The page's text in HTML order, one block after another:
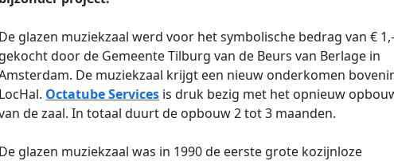
De glazen muziekzaal werd voor het symbolische bedrag van € 1,-
gekocht door de Gemeente Tilburg van de Beurs van Berlage in
De muziekzaal krijgt een nieuw onderkomen
LocHal. Octatube Services is druk bezig met het opnieuw
de zaal. In totaal duurt de opbouw 2 tot 3 maanden.
De glazen muziekzaal was in 1990 de eerste grote kozijnloze